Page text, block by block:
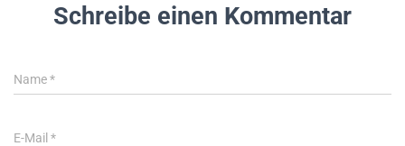
Schreibe einen Kommentar
Name*
E-Mail *